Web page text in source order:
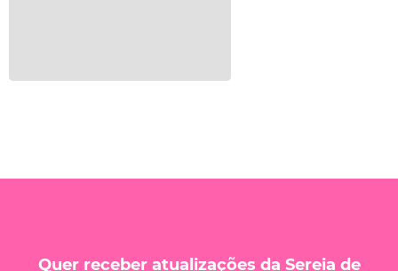
Quer receber atualizações da Sereia de